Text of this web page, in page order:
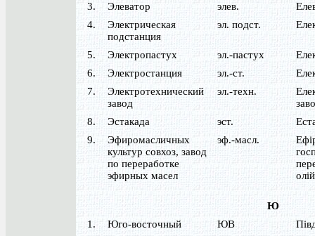
3.
Элеватор элев.
4.
Электрическая
подстанция
эл. подст.
5. Электропастух эл.-пастух
6.
Электростанция эл.-ст.
7.
Электротехнический
завод
эл.-техн.
8.
Эстакада эст.
9.
Эфиромасличных
культур совхоз, завод
по переработке
эфирных масел
эф.-масл.
олій
Ю
1.
Юго-восточный ЮВ